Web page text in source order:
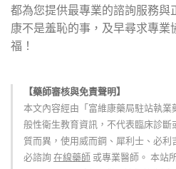
都為您提供最專業的諮詢服務與
康不是羞恥的事，及早尋求專業
福！
【藥師審核與免責聲明】
本文內容經由「富維康藥局駐站執業
般性衛生教育資訊，不代表臨床診斷
質而異，使用威而鋼、犀利士、必
必諮詢 在線藥師 或專業醫師。 本站